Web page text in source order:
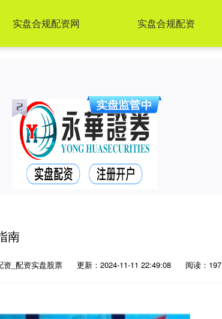
实盘合规配资网 实盘合规配资
南
资_配资实盘股票 更新：2024-11-11 22:49:08 阅读：197